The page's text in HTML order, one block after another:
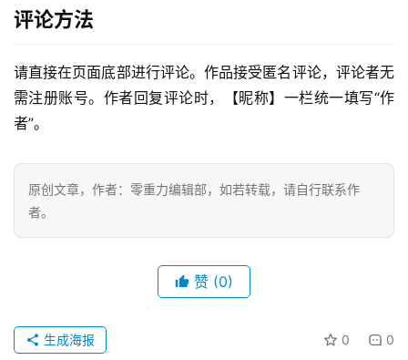
零
力
科
幻
稿
文
评论方法
请直接在页面底部进行评论。作品接受匿名评论，评论者无
需注册账号。作者回复评论时，【昵称】一栏统一填写“作
者”。
原创文章，作者：零重力编辑部，如若转载，请自行联系作
者。
赞 (0)
0 0
生成海报